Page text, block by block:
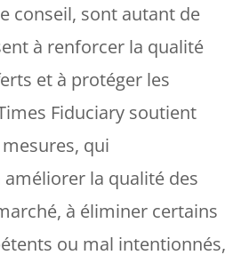
conseil, sont autant de
à renforcer la qualité
et à protéger les
Fiduciary soutient
qui
la qualité des
à éliminer certains
ou mal intentionnés,